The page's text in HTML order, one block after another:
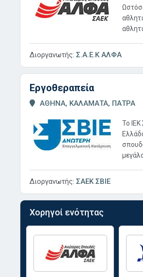
Διοργανωτής: Σ.Α.Ε.Κ ΑΛΦΑ
Εργοθεραπεία
ΑΘΗΝΑ, ΚΑΛΑΜΑΤΑ, ΠΑΤΡΑ
Το
Διοργανωτής: ΣΑΕΚ ΣΒΙΕ
Χορηγοί ενότητας